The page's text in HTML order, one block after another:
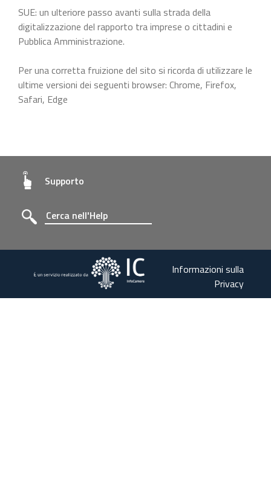
SUE: un ulteriore passo avanti sulla strada della
digitalizzazione del rapporto tra imprese o cittadini e
Pubblica Amministrazione.
Per una corretta fruizione del sito si ricorda di utilizzare le
ultime versioni dei seguenti browser: Chrome, Firefox,
Safari, Edge
Supporto
Informazioni sulla
Privacy